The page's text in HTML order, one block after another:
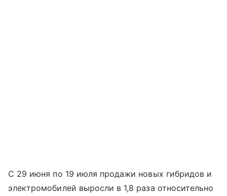
С 29 июня по 19 июля продажи новых гибридов и
электромобилей выросли в 1,8 раза относительно